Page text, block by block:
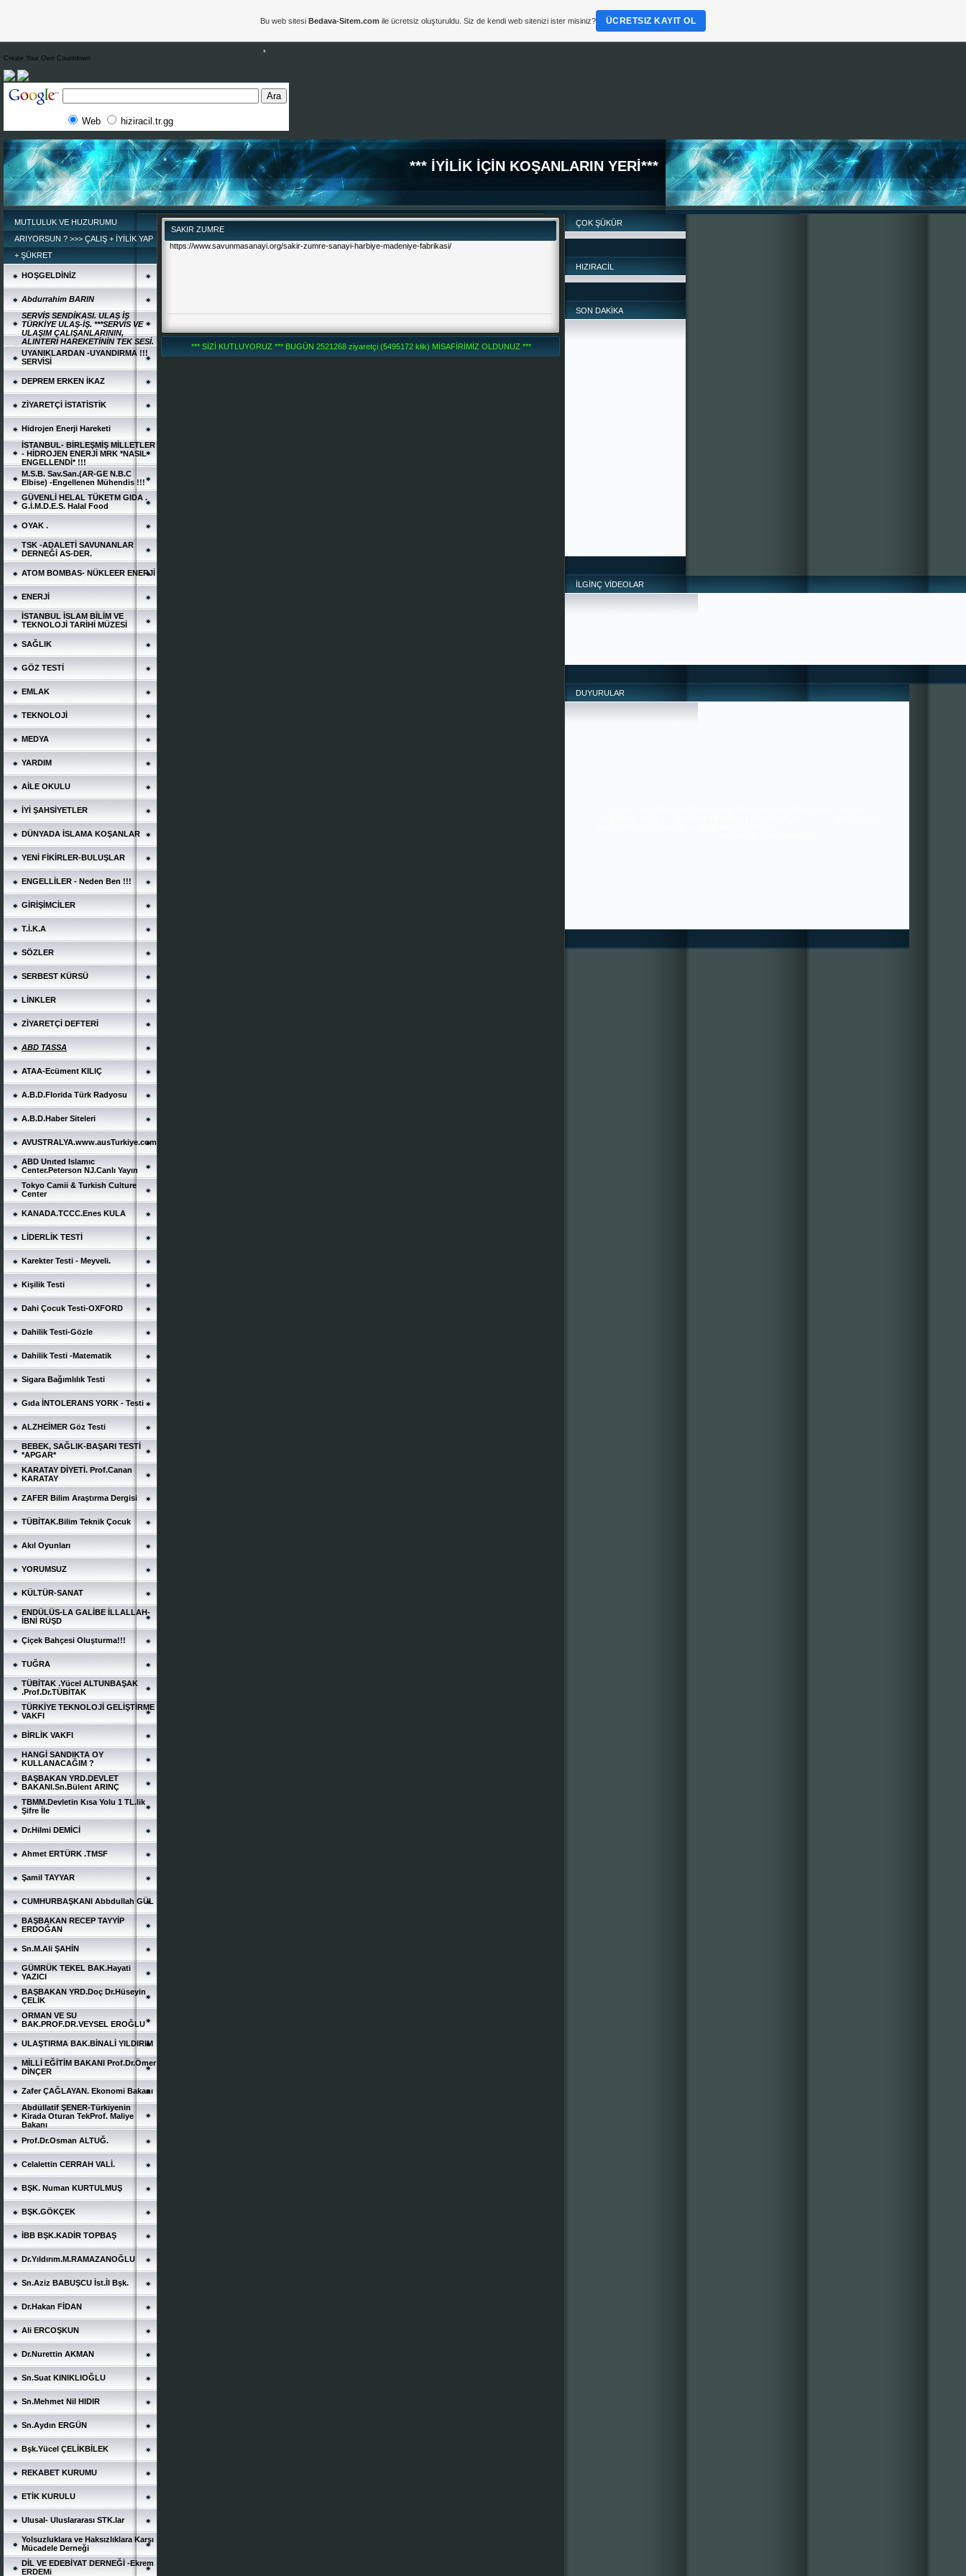
Create Your Own Countdown
Web hiziracil.tr.gg
*** İYİLİK İÇİN KOŞANLARIN YERİ***
MUTLULUK VE HUZURUMU
ARIYORSUN ? >>> ÇALIŞ + İYİLİK YAP
+ ŞÜKRET
HOŞGELDİNİZ
Abdurrahim BARIN
SERVİS SENDİKASI. ULAŞ İŞ
TÜRKİYE ULAŞ-İŞ. ***SERVİS VE
ULAŞIM ÇALIŞANLARININ,
ALINTERİ HAREKETİNİN TEK SESİ.
UYANIKLARDAN -UYANDIRMA !!!
SERVİSİ
DEPREM ERKEN İKAZ
ZİYARETÇİ İSTATİSTİK
Hidrojen Enerji Hareketi
İSTANBUL- BİRLEŞMİŞ MİLLETLER
- HİDROJEN ENERJİ MRK *NASIL
ENGELLENDİ* !!!
M.S.B. Sav.San.(AR-GE N.B.C
Elbise) -Engellenen Mühendis !!!
GÜVENLİ HELAL TÜKETM GIDA .
G.İ.M.D.E.S. Halal Food
OYAK .
TSK -ADALETİ SAVUNANLAR
DERNEĞİ AS-DER.
ATOM BOMBAS- NÜKLEER ENERJİ
ENERJİ
İSTANBUL İSLAM BİLİM VE
TEKNOLOJİ TARİHİ MÜZESİ
SAĞLIK
GÖZ TESTİ
EMLAK
TEKNOLOJİ
MEDYA
YARDIM
AİLE OKULU
İYİ ŞAHSİYETLER
DÜNYADA İSLAMA KOŞANLAR
YENİ FİKİRLER-BULUŞLAR
ENGELLİLER - Neden Ben !!!
GİRİŞİMCİLER
T.İ.K.A
SÖZLER
SERBEST KÜRSÜ
LİNKLER
ZİYARETÇİ DEFTERİ
ABD TASSA
ATAA-Ecüment KILIÇ
A.B.D.Florida Türk Radyosu
A.B.D.Haber Siteleri
AVUSTRALYA.www.ausTurkiye.com
ABD Unıted Islamıc
Center.Peterson NJ.Canlı Yayın
Tokyo Camii & Turkish Culture
Center
KANADA.TCCC.Enes KULA
LİDERLİK TESTİ
Karekter Testi - Meyveli.
Kişilik Testi
Dahi Çocuk Testi-OXFORD
Dahilik Testi-Gözle
Dahilik Testi -Matematik
Sigara Bağımlılık Testi
Gıda İNTOLERANS YORK - Testi
ALZHEİMER Göz Testi
BEBEK, SAĞLIK-BAŞARI TESTİ
*APGAR*
KARATAY DİYETİ. Prof.Canan
KARATAY
ZAFER Bilim Araştırma Dergisi
TÜBİTAK.Bilim Teknik Çocuk
Akıl Oyunları
YORUMSUZ
KÜLTÜR-SANAT
ENDÜLÜS-LA GALİBE İLLALLAH-
İBNİ RÜŞD
Çiçek Bahçesi Oluşturma!!!
TUĞRA
TÜBİTAK .Yücel ALTUNBAŞAK
.Prof.Dr.TÜBİTAK
TÜRKİYE TEKNOLOJİ GELİŞTİRME
VAKFI
BİRLİK VAKFI
HANGİ SANDIKTA OY
KULLANACAĞIM ?
BAŞBAKAN YRD.DEVLET
BAKANI.Sn.Bülent ARINÇ
TBMM.Devletin Kısa Yolu 1 TL.lik
Şifre İle
Dr.Hilmi DEMİCİ
Ahmet ERTÜRK .TMSF
Şamil TAYYAR
CUMHURBAŞKANI Abbdullah GÜL
BAŞBAKAN RECEP TAYYİP
ERDOĞAN
Sn.M.Ali ŞAHİN
GÜMRÜK TEKEL BAK.Hayati
YAZICI
BAŞBAKAN YRD.Doç Dr.Hüseyin
ÇELİK
ORMAN VE SU
BAK.PROF.DR.VEYSEL EROĞLU
ULAŞTIRMA BAK.BİNALİ YILDIRIM
MİLLİ EĞİTİM BAKANI Prof.Dr.Ömer
DİNÇER
Zafer ÇAĞLAYAN. Ekonomi Bakanı
Abdüllatif ŞENER-Türkiyenin
Kirada Oturan TekProf. Maliye
Bakanı
Prof.Dr.Osman ALTUĞ.
Celalettin CERRAH VALİ.
BŞK. Numan KURTULMUŞ
BŞK.GÖKÇEK
İBB BŞK.KADİR TOPBAŞ
Dr.Yıldırım.M.RAMAZANOĞLU
Sn.Aziz BABUŞCU İst.İl Bşk.
Dr.Hakan FİDAN
Ali ERCOŞKUN
Dr.Nurettin AKMAN
Sn.Suat KINIKLIOĞLU
Sn.Mehmet Nil HIDIR
Sn.Aydın ERGÜN
Bşk.Yücel ÇELİKBİLEK
REKABET KURUMU
ETİK KURULU
Ulusal- Uluslararası STK.lar
Yolsuzluklara ve Haksızlıklara Karşı
Mücadele Derneği
DİL VE EDEBİYAT DERNEĞİ -Ekrem
ERDEMi
SAKIR ZUMRE
https://www.savunmasanayi.org/sakir-zumre-sanayi-harbiye-madeniye-fabrikasi/
*** SİZİ KUTLUYORUZ *** BUGÜN 2521268 ziyaretçi (5495172 klik) MİSAFİRİMİZ OLDUNUZ ***
ÇOK ŞÜKÜR
HIZIRACİL
SON DAKİKA
İLGİNÇ VİDEOLAR
DUYURULAR
Bu web sitesi Bedava-Sitem.com ile ücretsiz oluşturuldu. Siz de kendi web sitenizi ister misiniz? ÜCRETSIZ KAYIT OL
*